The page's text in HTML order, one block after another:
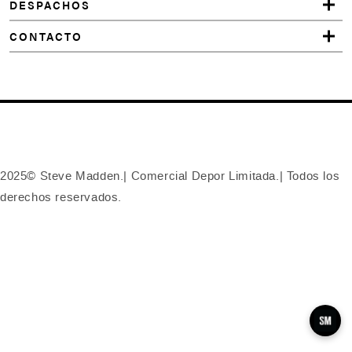
DESPACHOS
CONTACTO
2025© Steve Madden.| Comercial Depor Limitada.| Todos los
derechos reservados.